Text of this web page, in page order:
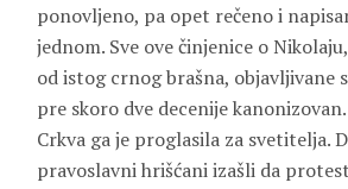
ponovljeno, pa opet rečeno i
jednom. Sve ove činjenice o
od istog crnog brašna, objavljivane
pre skoro dve decenije
Crkva ga je proglasila za svetitelja.
pravoslavni hrišćani izašli da